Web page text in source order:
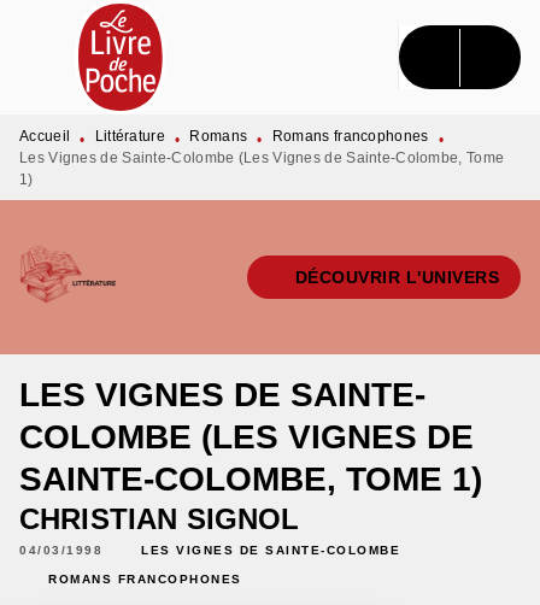
MENU RECHERCHE CONTENU
PIED DE PAGE
Accueil • Littérature • Romans • Romans francophones
•
Les Vignes de Sainte-Colombe (Les Vignes de Sainte-Colombe, Tome
1)
DÉCOUVRIR L'UNIVERS
LES VIGNES DE SAINTE-
COLOMBE (LES VIGNES DE
SAINTE-COLOMBE, TOME 1)
CHRISTIAN SIGNOL
04/03/1998 LES VIGNES DE SAINTE-COLOMBE
ROMANS FRANCOPHONES